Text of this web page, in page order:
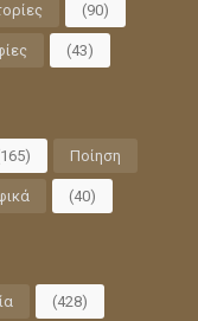
(90)
(43)
Ποίηση
(40)
(428)